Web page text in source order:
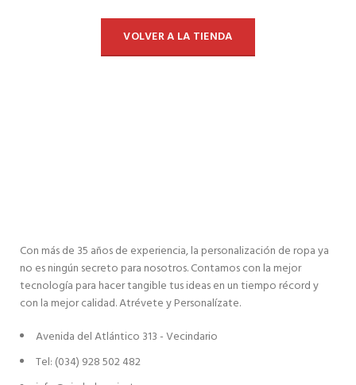
VOLVER A LA TIENDA
Con más de 35 años de experiencia, la personalización de ropa ya
no es ningún secreto para nosotros. Contamos con la mejor
tecnología para hacer tangible tus ideas en un tiempo récord y
con la mejor calidad. Atrévete y Personalízate.
Avenida del Atlántico 313 - Vecindario
Tel: (034) 928 502 482